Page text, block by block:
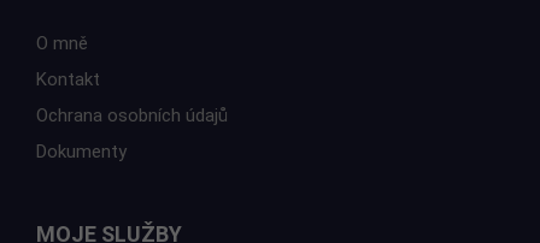
O mně
Kontakt
Ochrana osobních údajů
Dokumenty
MOJE SLUŽBY